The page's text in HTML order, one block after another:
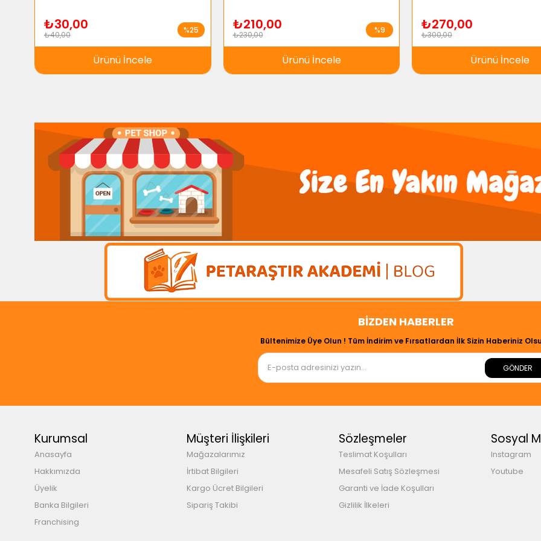
₺30,00
₺40,00
Ürünü İncele
%25 ₺210,00
₺230,00
Ürünü İncele
%9 ₺270,00
₺300,00
Ürünü İncele
BIZDEN HABERLER
Bültenimize Üye Olun ! Tüm İndirim ve Fırsatlardan İlk Sizin Haberiniz
GÖNDER
Kurumsal
Anasayfa
Hakkımızda
Üyelik
Banka Bilgileri
Franchising
Müşteri İlişkileri
Mağazalarımız
İrtibat Bilgileri
Kargo Ücret Bilgileri
Sipariş Takibi
Sözleşmeler
Teslimat Koşulları
Mesafeli Satış Sözleşmesi
Garanti ve İade Koşulları
Gizlilik İlkeleri
Sosyal
Instagram
Youtube